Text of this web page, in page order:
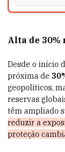
Alta de 30%
Desde o início
próxima de
geopolíticos,
reservas
têm ampliado
reduzir a
proteção